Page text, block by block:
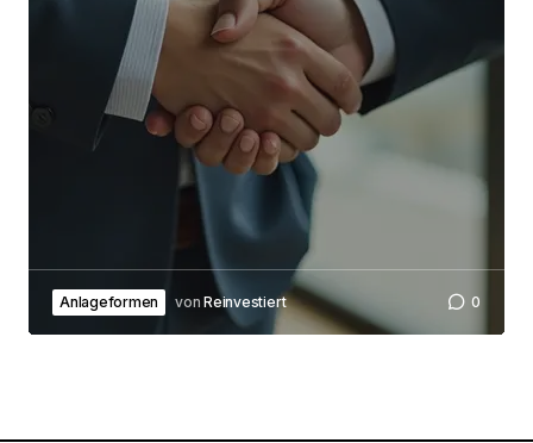
Anlageformen von Reinvestiert 0